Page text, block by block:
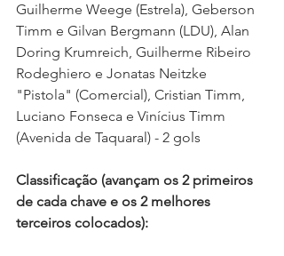
Guilherme Weege (Estrela), Geberson
Timm e Gilvan Bergmann (LDU), Alan
Doring Krumreich, Guilherme Ribeiro
Rodeghiero e Jonatas Neitzke
"Pistola" (Comercial), Cristian Timm,
Luciano Fonseca e Vinícius Timm
(Avenida de Taquaral) - 2 gols
Classificação (avançam os 2 primeiros
de cada chave e os 2 melhores
terceiros colocados):